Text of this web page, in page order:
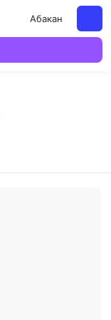
Абакан